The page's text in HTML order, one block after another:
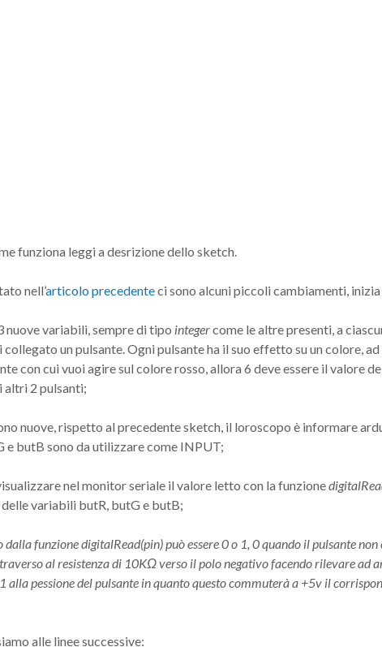
funziona leggi a desrizione dello sketch.
nell’articolo precedenteci sono alcuni piccoli cambiamenti,
nuove variabili, sempre di tipo integercome le altre presenti, a
un pulsante. Ogni pulsante ha il suo effetto su un colore, ad
con cui vuoi agire sul colore rosso, allora 6 deve essere il valore
altri 2 pulsanti;
nuove, rispetto al precedente sketch, il loroscopo è informare
e butB sono da utilizzare come INPUT;
nel monitor seriale il valore letto con la funzione
variabili butR, butG e butB;
funzione digitalRead(pin) può essere 0 o 1, 0 quando il pulsante non
al resistenza di 10KΩ verso il polo negativo facendo rilevare ad
alla pessione del pulsante in quanto questo commuterà a +5v il
alle linee successive: